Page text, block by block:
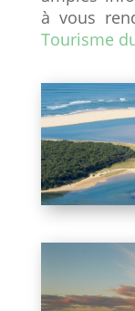
à vous
Tourisme